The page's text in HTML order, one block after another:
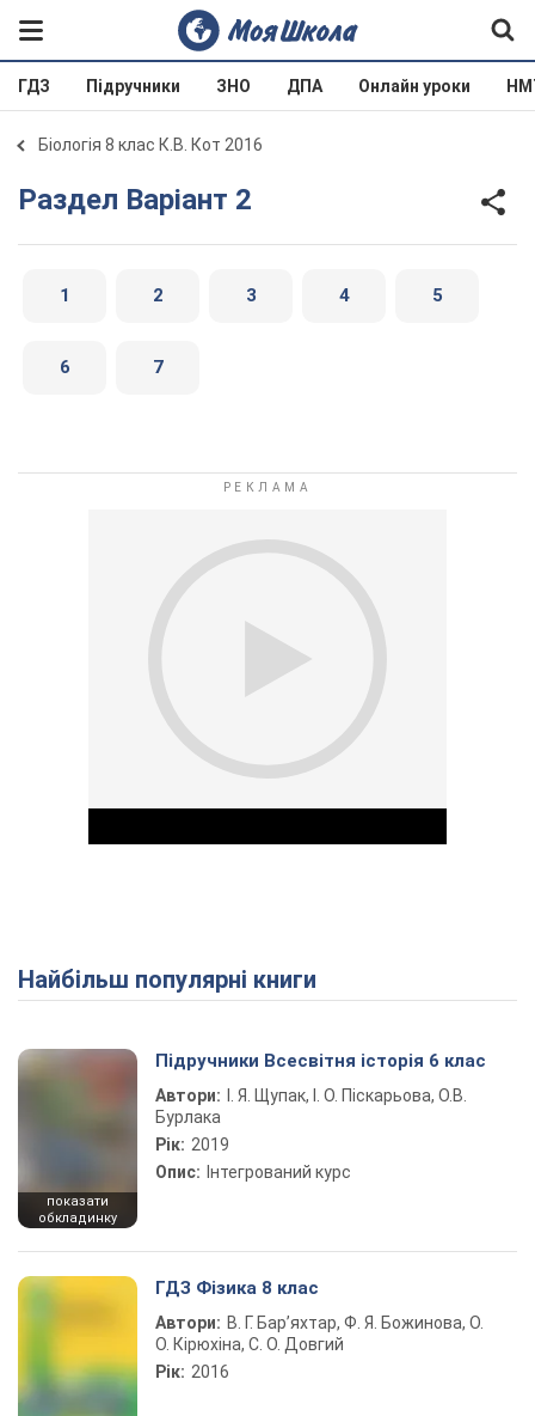
ГДЗ Підручники ЗНО ДПА Онлайн уроки
Біологія 8 клас К.В. Кот 2016
Раздел Варіант 2
1 2 3 4 5
6 7
Play Video
Найбільш популярні книги
показати
обкладинку
Підручники Всесвітня історія 6 клас
Автори:
І. Я. Щупак, І. О. Піскарьова, О.В.
Бурлака
Рік: 2019
Опис: Інтегрований курс
ГДЗ Фізика 8 клас
Автори: В. Г. Бар’яхтар, Ф. Я. Божинова, О.
О. Кірюхіна, С. О. Довгий
Рік: 2016